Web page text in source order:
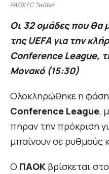
PAOK FC Twitter
Οι 32 ομάδες που θα
της UEFA για την
Conference League,
Μονακό (15:30)
Ολοκληρώθηκε η
Conference League,
πήραν την πρόκριση
μπαίνουν σε ρυθμούς
Ο ΠΑΟΚ βρίσκεται